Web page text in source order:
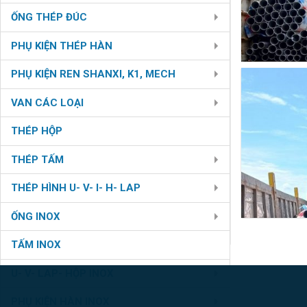
ỐNG THÉP ĐÚC
PHỤ KIỆN THÉP HÀN
PHỤ KIỆN REN SHANXI, K1, MECH
VAN CÁC LOẠI
THÉP HỘP
THÉP TẤM
THÉP HÌNH U- V- I- H- LAP
ỐNG INOX
TẤM INOX